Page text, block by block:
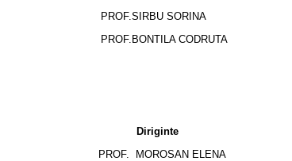
PROF.SIRBU SORINA
PROF.BONTILA CODRUTA
Diriginte
PROF. MOROSAN ELENA